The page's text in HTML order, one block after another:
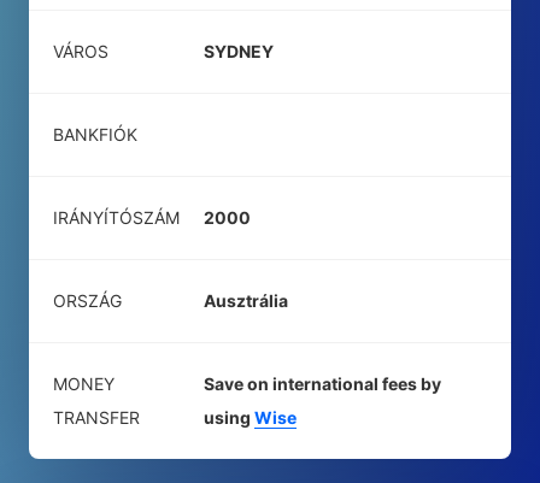
VÁROS SYDNEY
BANKFIÓK
IRÁNYÍTÓSZÁM 2000
ORSZÁG Ausztrália
MONEY
TRANSFER
Save on international fees by
using Wise